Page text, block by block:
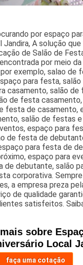
por espaço
Jandira, A solução
de Salão de
por meio
exemplo, salao de
para festa,
casamento, salão
de festa
festa de casamento,
salão de festas
espaço para
de festa de
para festa de
espaço para
de debutante, salão
corporativa.
a empresa preza
de qualidade
satisfeitos.
sobre
Local
faça uma cotação